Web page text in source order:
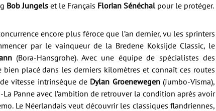
Bob Jungels et le Français Florian Sénéchalpour le protéger.
encore plus féroce que l’an dernier, vu les sprinters
par le vainqueur de la Bredene Koksijde Classic, le
(Bora-Hansgrohe). Avec une équipe de spécialistes des
bien placé dans les derniers kilomètres et connaît ces routes
vitesse intrinsèque de Dylan Groenewegen(Jumbo-Visma),
Panne avec l’ambition de retrouver la condition après avoir
Le Néerlandais veut découvrir les classiques flandriennes,